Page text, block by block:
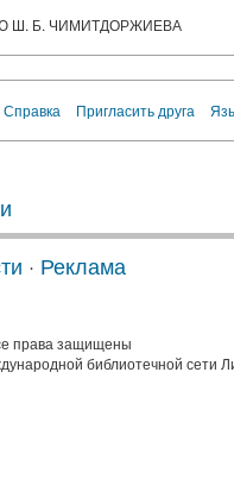
Ш. Б. ЧИМИТДОРЖИЕВА
Справка Пригласить друга
· Реклама
права защищены
библиотечной сети